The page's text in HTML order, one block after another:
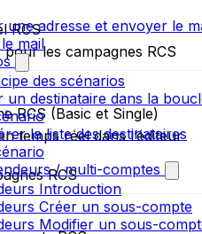
une adresse et envoyer le
mail
des scénarios
un destinataire dans la
la liste des destinataires
/ multi-comptes
Introduction
Créer un sous-compte
Modifier un sous-
RCS
les campagnes RCS
RCS (Basic et Single)
temps réel dans l’éditeur
RCS